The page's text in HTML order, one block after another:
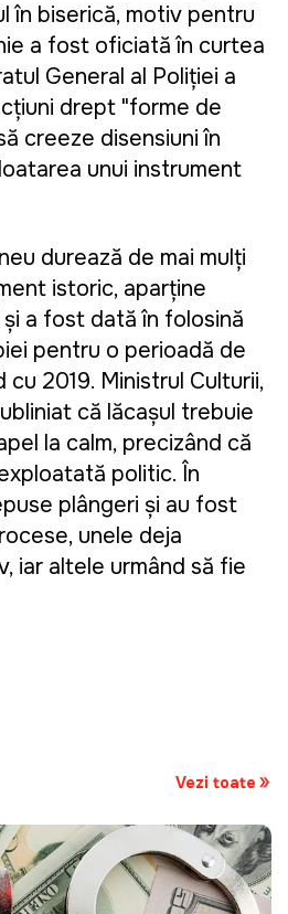
în biserică, motiv pentru
a fost oficiată în curtea
General al Poliției a
drept "forme de
creeze disensiuni în
unui instrument
durează de mai mulți
istoric, aparține
a fost dată în folosință
pentru o perioadă de
cu 2019. Ministrul Culturii,
că lăcașul trebuie
la calm, precizând că
politic. În
plângeri și au fost
unele deja
iar altele urmând să fie
Vezi toate